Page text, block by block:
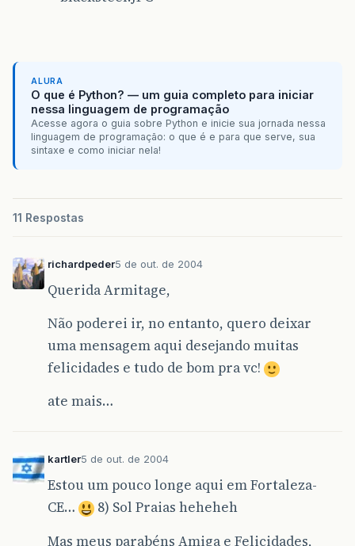
ALURA
O que é Python? — um guia completo para iniciar
nessa linguagem de programação
Acesse agora o guia sobre Python e inicie sua jornada nessa
linguagem de programação: o que é e para que serve, sua
sintaxe e como iniciar nela!
11 Respostas
richardpeder5 de out. de 2004
Querida Armitage,
Não poderei ir, no entanto, quero deixar
uma mensagem aqui desejando muitas
felicidades e tudo de bom pra vc!
ate mais…
kartler5 de out. de 2004
Estou um pouco longe aqui em Fortaleza-
CE…
8) Sol Praias heheheh
Mas meus parabéns Amiga e Felicidades,